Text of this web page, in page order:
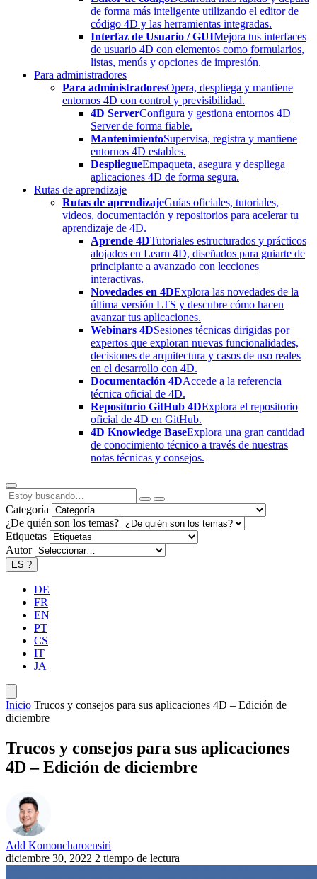
de forma más inteligente utilizando el editor de
código 4D y las herramientas integradas.
Interfaz de Usuario / GUIMejora tus interfaces
de usuario 4D con elementos como formularios,
listas, menús y opciones de impresión.
Para administradores
Para administradoresOpera, despliega y mantiene
entornos 4D con control y previsibilidad.
4D ServerConfigura y gestiona entornos 4D
Server de forma fiable.
MantenimientoSupervisa, registra y mantiene
entornos 4D estables.
DespliegueEmpaqueta, asegura y despliega
aplicaciones 4D de forma segura.
Rutas de aprendizaje
Rutas de aprendizajeGuías oficiales, tutoriales,
videos, documentación y repositorios para acelerar tu
aprendizaje de 4D.
Aprende 4DTutoriales estructurados y prácticos
alojados en Learn 4D, diseñados para guiarte de
principiante a avanzado con lecciones
interactivas.
Novedades en 4DExplora las novedades de la
última versión LTS y descubre cómo hacen
avanzar tus aplicaciones.
Webinars 4DSesiones técnicas dirigidas por
expertos que exploran nuevas funcionalidades,
decisiones de arquitectura y casos de uso reales
en el desarrollo con 4D.
Documentación 4DAccede a la referencia
técnica oficial de 4D.
Repositorio GitHub 4DExplora el repositorio
oficial de 4D en GitHub.
4D Knowledge BaseExplora una gran cantidad
de conocimiento técnico a través de nuestras
notas técnicas y consejos.
Categoría
¿De quién son los temas?
Etiquetas
Autor
ES ?
DE
FR
EN
PT
CS
IT
JA
Inicio Trucos y consejos para sus aplicaciones 4D – Edición de
diciembre
Trucos y consejos para sus aplicaciones
4D – Edición de diciembre
Add Komoncharoensiri
diciembre 30, 2022 2 tiempo de lectura